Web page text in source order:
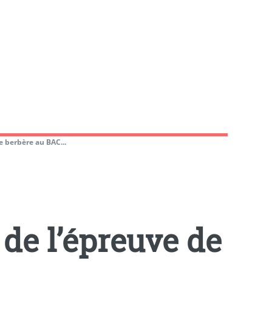
berbère au BAC...
l’épreuve de